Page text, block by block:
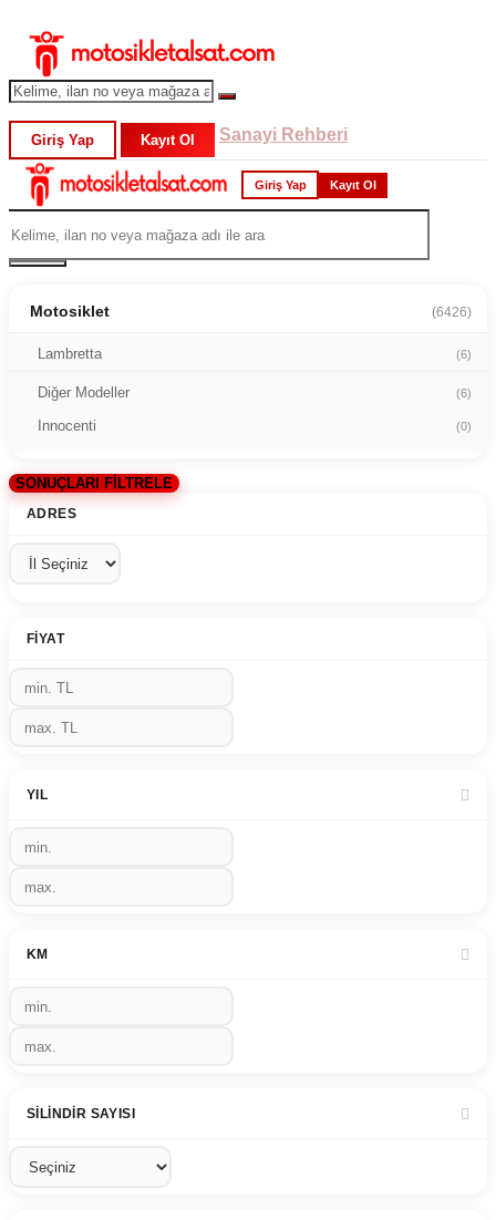
Giriş Yap Kayıt Ol Sanayi Rehberi
Giriş Yap Kayıt Ol
Motosiklet (6426)
Lambretta (6)
Diğer Modeller (6)
Innocenti (0)
SONUÇLARI FİLTRELE
ADRES
FIYAT
YIL
KM
SILINDIR SAYISI